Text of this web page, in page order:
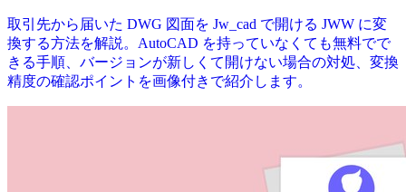
取引先から届いた DWG 図面を Jw_cad で開ける JWW に変
換する方法を解説。AutoCAD を持っていなくても無料でで
きる手順、バージョンが新しくて開けない場合の対処、変換
精度の確認ポイントを画像付きで紹介します。